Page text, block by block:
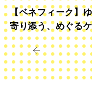
【ベネフィーク】
寄り添う、めぐる
きに